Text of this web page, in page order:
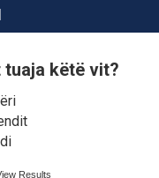
tuaja këtë vit?
Results